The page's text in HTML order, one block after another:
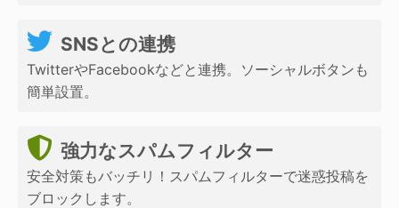
SNSとの連携
TwitterやFacebookなどと連携。ソーシャルボタンも
簡単設置。
強力なスパムフィルター
安全対策もバッチリ！スパムフィルターで迷惑投稿を
ブロックします。